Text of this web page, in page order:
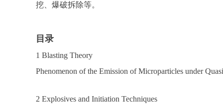
挖、爆破拆除等。
目录
1 Blasting Theory
Phenomenon of the Emission of Microparticles under
2 Explosives and Initiation Techniques